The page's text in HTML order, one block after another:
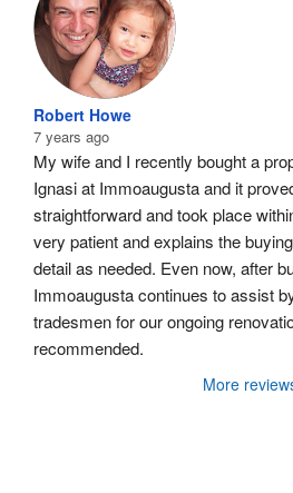
Robert Howe
7 years ago
My wife and I recently bought a
Ignasi at Immoaugusta and it
straightforward and took place
very patient and explains the
detail as needed. Even now, after
Immoaugusta continues to assist
tradesmen for our ongoing
recommended.
More